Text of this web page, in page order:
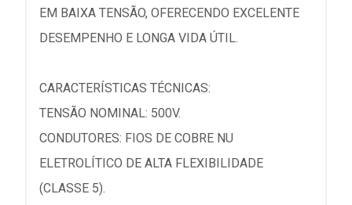
EM BAIXA TENSÃO, OFERECENDO EXCELENTE
DESEMPENHO E LONGA VIDA ÚTIL.
CARACTERÍSTICAS TÉCNICAS:
TENSÃO NOMINAL: 500V.
CONDUTORES: FIOS DE COBRE NU
ELETROLÍTICO DE ALTA FLEXIBILIDADE
(CLASSE 5).